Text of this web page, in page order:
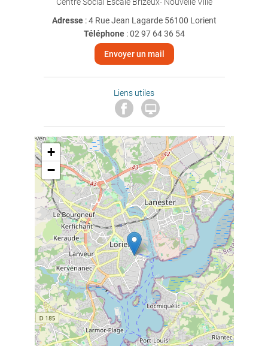
Adresse : 4 Rue Jean Lagarde 56100 Lorient
Téléphone:02 97 64 36 54
Envoyer un mail
Liens utiles

+
−